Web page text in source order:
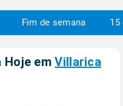
Fim de semana 15
Hoje emVillarica